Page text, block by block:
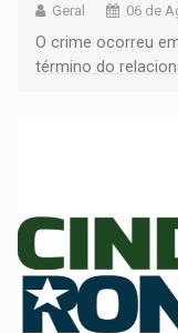
Geral 06 de
O crime ocorreu
término do